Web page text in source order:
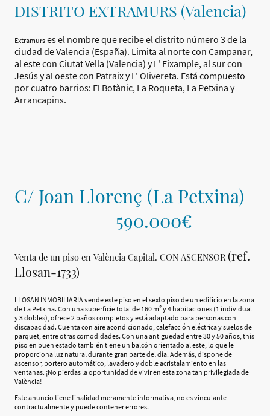
DISTRITO EXTRAMURS (Valencia)
Extramurs es el nombre que recibe el distrito número 3 de la
ciudad de Valencia (España). Limita al norte con Campanar,
al este con Ciutat Vella (Valencia) y L' Eixample, al sur con
Jesús y al oeste con Patraix y L' Olivereta. Está compuesto
por cuatro barrios: El Botànic, La Roqueta, La Petxina y
Arrancapins.
C/ Joan Llorenç (La Petxina)
590.000€
Venta de un piso en València Capital. CON ASCENSOR(ref.
Llosan-1733)
LLOSAN INMOBILIARIA vende este piso en el sexto piso de un edificio en la zona
de La Petxina. Con una superficie total de 160 m² y 4 habitaciones (1 individual
y 3 dobles), ofrece 2 baños completos y está adaptado para personas con
discapacidad. Cuenta con aire acondicionado, calefacción eléctrica y suelos de
parquet, entre otras comodidades. Con una antigüedad entre 30 y 50 años, this
piso en buen estado también tiene un balcón orientado al este, lo que le
proporciona luz natural durante gran parte del día. Además, dispone de
ascensor, portero automático, lavadero y doble acristalamiento en las
ventanas. ¡No pierdas la oportunidad de vivir en esta zona tan privilegiada de
València!
Este anuncio tiene finalidad meramente informativa, no es vinculante
contractualmente y puede contener errores.